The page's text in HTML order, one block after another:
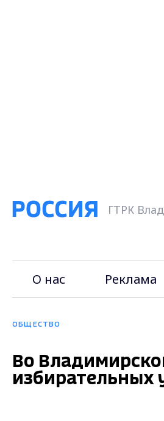
ГТРК
О нас Реклама
ОБЩЕСТВО
Во
избирательных